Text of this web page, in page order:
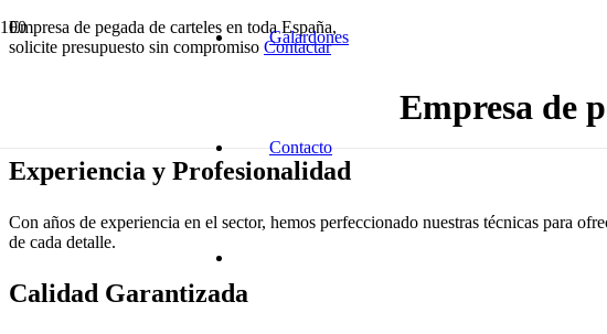
Galardones
Contacto
Empresa de pegada de carteles en toda España,
solicite presupuesto sin compromiso Contactar
Empresa de
Experiencia y Profesionalidad
Con años de experiencia en el sector, hemos perfeccionado nuestras técnicas para
de cada detalle.
Calidad Garantizada